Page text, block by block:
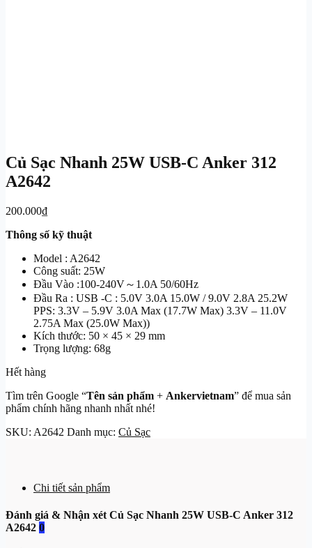
Củ Sạc Nhanh 25W USB-C Anker 312
A2642
200.000₫
Thông số kỹ thuật
Model : A2642
Công suất: 25W
Đầu Vào :100-240V～1.0A 50/60Hz
Đầu Ra : USB -C : 5.0V 3.0A 15.0W / 9.0V 2.8A 25.2W
PPS: 3.3V – 5.9V 3.0A Max (17.7W Max) 3.3V – 11.0V
2.75A Max (25.0W Max))
Kích thước: 50 × 45 × 29 mm
Trọng lượng: 68g
Hết hàng
Tìm trên Google “Tên sản phẩm + Ankervietnam” để mua sản
phẩm chính hãng nhanh nhất nhé!
SKU: A2642 Danh mục: Củ Sạc
Chi tiết sản phẩm
Đánh giá & Nhận xét Củ Sạc Nhanh 25W USB-C Anker 312
A2642 0